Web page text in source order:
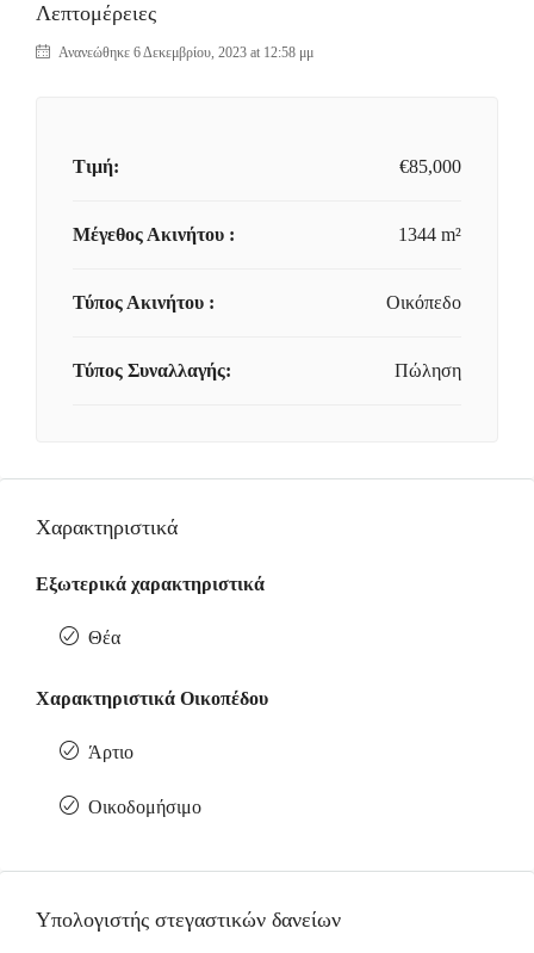
Λεπτομέρειες
Ανανεώθηκε 6 Δεκεμβρίου, 2023 at 12:58 μμ
Τιμή: €85,000
Μέγεθος Ακινήτου : 1344 m²
Τύπος Ακινήτου : Οικόπεδο
Τύπος Συναλλαγής: Πώληση
Χαρακτηριστικά
Εξωτερικά χαρακτηριστικά
Θέα
Χαρακτηριστικά Οικοπέδου
Άρτιο
Οικοδομήσιμο
Υπολογιστής στεγαστικών δανείων